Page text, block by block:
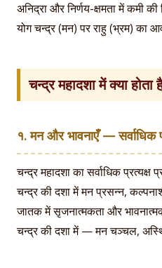
अनिद्रा और निर्णय-क्षमता में कमी
योग चन्द्र (मन) पर राहु (भ्रम) का
चन्द्र महादशा में क्या
१. मन और भावनाएँ — सर्वाधिक
चन्द्र महादशा का सर्वाधिक
चन्द्र की दशा में मन प्रसन्न,
जातक में सृजनात्मकता और
चन्द्र की दशा में — मन चञ्चल,